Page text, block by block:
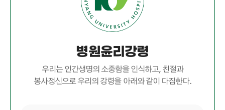
병원윤리강령
우리는 인간생명의 소중함을 인식하고, 친절과
봉사정신으로 우리의 강령을 아래와 같이 다짐한다.